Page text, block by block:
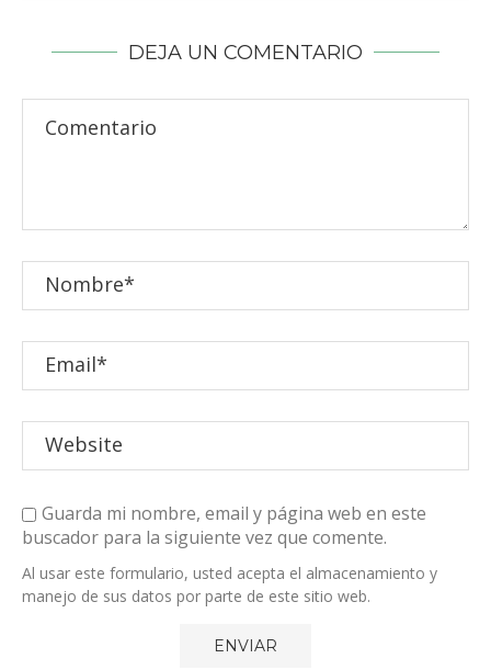
DEJA UN COMENTARIO
Guarda mi nombre, email y página web en este
buscador para la siguiente vez que comente.
Al usar este formulario, usted acepta el almacenamiento y
manejo de sus datos por parte de este sitio web.